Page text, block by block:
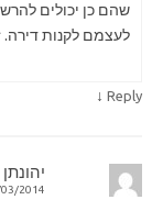
שהם כן יכולים
לעצמם לקנות
Reply
↓
יהונתן
03/2014